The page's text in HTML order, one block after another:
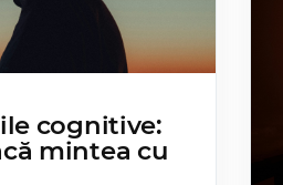
cognitive:
mintea cu